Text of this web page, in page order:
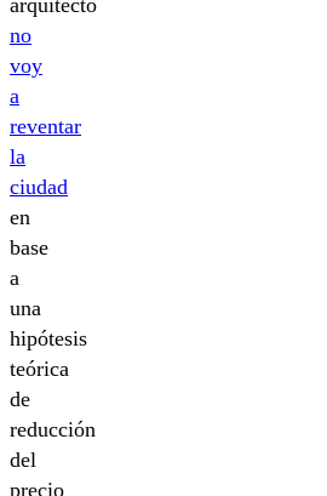
arquitecto
no
voy
a
reventar
la
ciudad
en
base
a
una
hipótesis
teórica
de
reducción
del
precio